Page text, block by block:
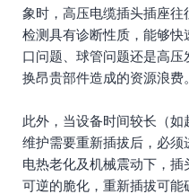
象时，高压电缆插头插座
检测具有诊断性质，能够
口问题、球管问题还是高
换昂贵部件造成的资源浪费。
此外，当设备时间较长（
维护需要重新插拔后，必
电热老化及机械震动下，
可逆的脆化，重新插拔可能